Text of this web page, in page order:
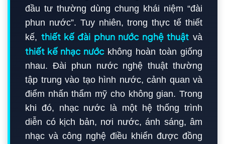
đầu tư thường dùng chung khái niệm “đài
phun nước”. Tuy nhiên, trong thực tế thiết
kế,thiết kế đài phun nước nghệ thuậtvà
thiết kế nhạc nướckhông hoàn toàn giống
nhau. Đài phun nước nghệ thuật thường
tập trung vào tạo hình nước, cảnh quan và
điểm nhấn thẩm mỹ cho không gian. Trong
khi đó, nhạc nước là một hệ thống trình
diễn có kịch bản, nơi nước, ánh sáng, âm
nhạc và công nghệ điều khiển được đồng